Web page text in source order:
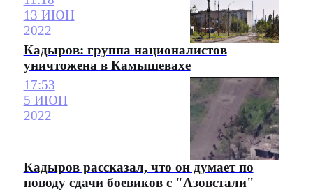
13 ИЮН
2022
Кадыров: группа националистов
уничтожена в Камышевахе
17:53
5 ИЮН
2022
Кадыров рассказал, что он думает по
поводу сдачи боевиков с "Азовстали"